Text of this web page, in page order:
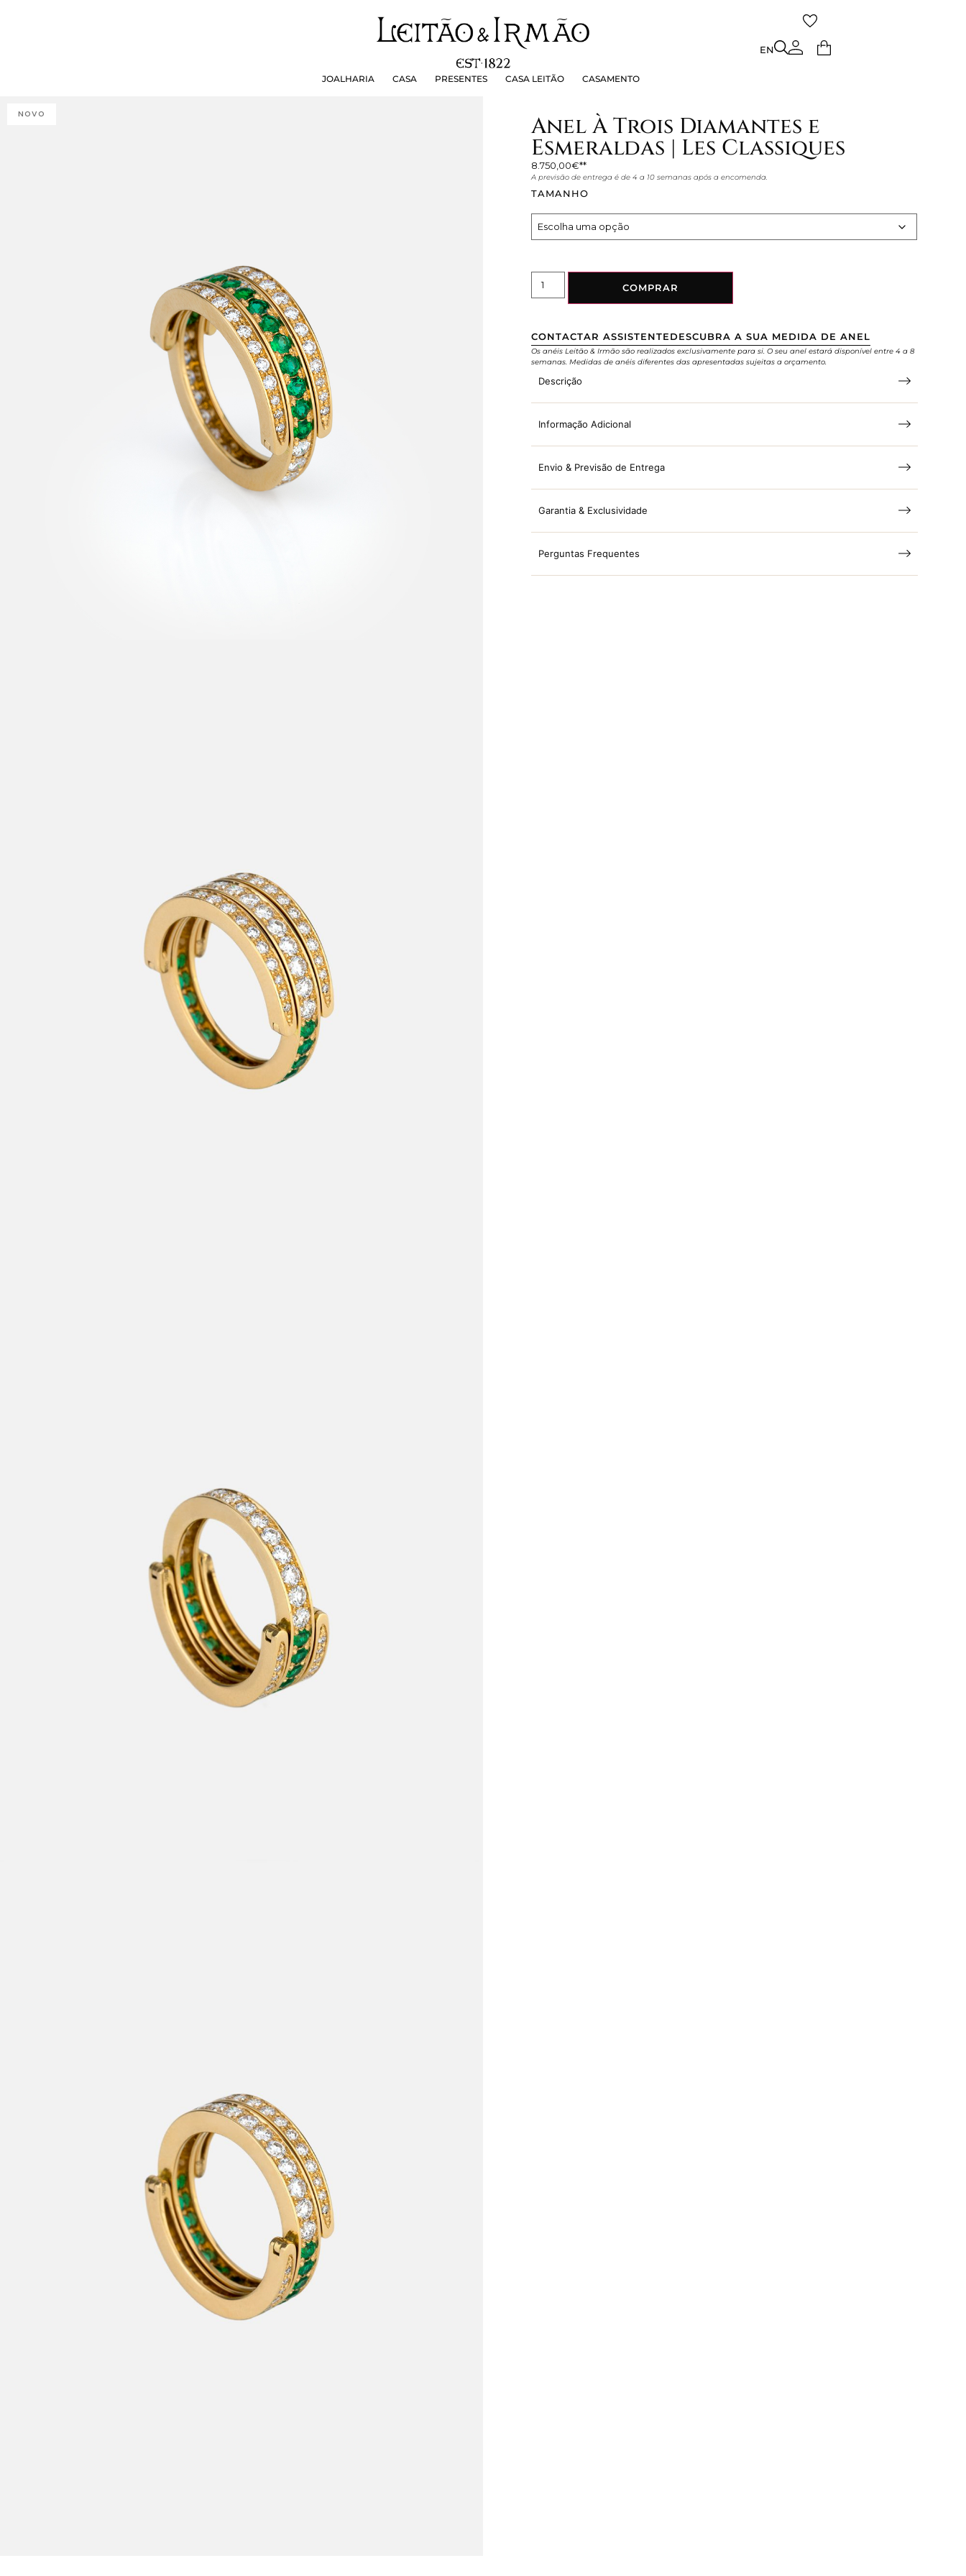
JOALHARIA CASA PRESENTES CASA LEITÃO CASAMENTO
EN
PRESENTES CASA LEITÃO
NOVO Anel À Trois Diamantes e
Esmeraldas | Les Classiques
8.750,00€
A previsão de entrega é de 4 a 10 semanas após a encomenda.
TAMANHO
COMPRAR
CONTACTAR ASSISTENTEDESCUBRA A SUA MEDIDA DE ANEL
Os anéis Leitão & Irmão são realizados exclusivamente para si. O seu anel estará disponível entre 4 a 8
semanas. Medidas de anéis diferentes das apresentadas sujeitas a orçamento.
Descrição
Informação Adicional
Envio & Previsão de Entrega
Garantia & Exclusividade
Perguntas Frequentes